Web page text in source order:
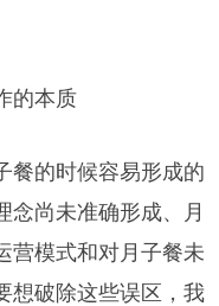
的本质
餐的时候容易形成的
念尚未准确形成、月
营模式和对月子餐未
想破除这些误区，我